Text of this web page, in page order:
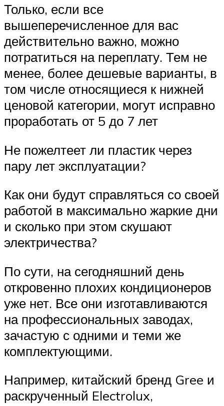
Только, если все
вышеперечисленное для вас
действительно важно, можно
потратиться на переплату. Тем не
менее, более дешевые варианты, в
том числе относящиеся к нижней
ценовой категории, могут исправно
проработать от 5 до 7 лет
Не пожелтеет ли пластик через
пару лет эксплуатации?
Как они будут справляться со своей
работой в максимально жаркие дни
и сколько при этом скушают
электричества?
По сути, на сегодняшний день
откровенно плохих кондиционеров
уже нет. Все они изготавливаются
на профессиональных заводах,
зачастую с одними и теми же
комплектующими.
Например, китайский бренд Gree и
раскрученный Electrolux,